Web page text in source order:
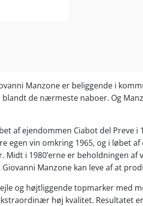
Manzone er beliggende i
de nærmeste naboer. Og
af ejendommen Ciabot del Preve i
egen vin omkring 1965, og i løbet
Midt i 1980’erne er beholdningen af
Manzone kan leve af at
og højtliggende topmarker med
høj kvalitet. Resultatet